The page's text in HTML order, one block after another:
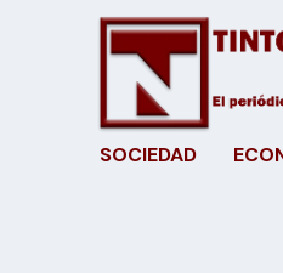
SOCIEDAD